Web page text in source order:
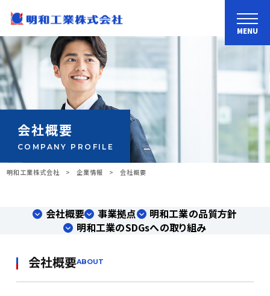
MENU
会社概要
COMPANY PROFILE
明和工業株式会社 > 企業情報 > 会社概要
会社概要 事業拠点
明和工業の品質方針
明和工業のSDGsへの取り組み
会社概要ABOUT